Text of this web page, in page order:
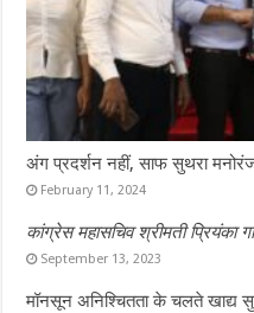
अंग प्रदर्शन नहीं, साफ सुथरा
February 11, 2024
कांग्रेस महासचिव श्रीमती प्रियंका
September 13, 2023
मॉनसून अनिश्चितता के चलते खाद्य